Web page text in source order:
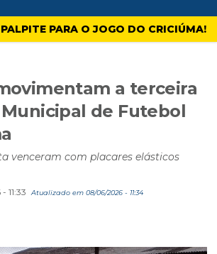
PARA O JOGO DO CRICIÚMA!
a terceira
de Futebol
venceram com placares elásticos
11:33
Atualizado em 08/06/2026 - 11:34